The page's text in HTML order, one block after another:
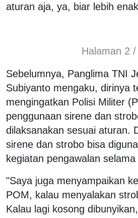
aturan aja, ya, biar lebih
Halaman 2 /
Sebelumnya, Panglima TNI
Subiyanto mengaku, dirinya
mengingatkan Polisi Militer
penggunaan sirene dan
dilaksanakan sesuai aturan.
sirene dan strobo bisa
kegiatan pengawalan
"Saya juga menyampaikan
POM, kalau menyalakan
Kalau lagi kosong